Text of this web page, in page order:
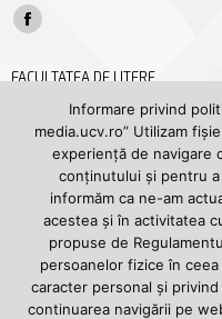
Find us on:
Facebook
window
FACULTATEA DE LITERE
Str. A. I. Cuza nr. 13, Craiova, jud.
tel/fax +40 251 414 468
secretariat.litere@ucv.ro |
Find us on:
Facebook
page
opens
in
YouTube
page
opens
in
UNIVERSITATEA DIN CRAIOVA
Str. A. I. Cuza nr. 13, Craiova, jud.
tel. +40 251 414 398
Informare privind
media.ucv.ro” Utilizam
experiență de navigare
conținutului și pentru
informăm ca ne-am
acestea și în activitatea
propuse de
persoanelor fizice în
caracter personal și
continuarea navigării pe